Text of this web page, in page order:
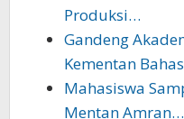
Produksi…
Gandeng
Kementan
Mahasiswa
Mentan Amran…